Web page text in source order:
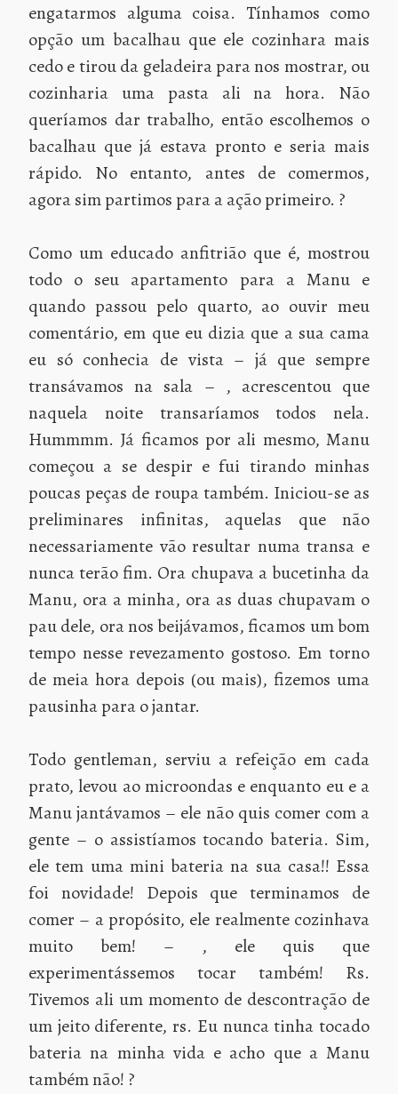
engatarmos alguma coisa. Tínhamos como
opção um bacalhau que ele cozinhara mais
cedo e tirou da geladeira para nos mostrar, ou
cozinharia uma pasta ali na hora. Não
queríamos dar trabalho, então escolhemos o
bacalhau que já estava pronto e seria mais
rápido. No entanto, antes de comermos,
agora sim partimos para a ação primeiro. ?
Como um educado anfitrião que é, mostrou
todo o seu apartamento para a Manu e
quando passou pelo quarto, ao ouvir meu
comentário, em que eu dizia que a sua cama
eu só conhecia de vista – já que sempre
transávamos na sala – , acrescentou que
naquela noite transaríamos todos nela.
Hummmm. Já ficamos por ali mesmo, Manu
começou a se despir e fui tirando minhas
poucas peças de roupa também. Iniciou-se as
preliminares infinitas, aquelas que não
necessariamente vão resultar numa transa e
nunca terão fim. Ora chupava a bucetinha da
Manu, ora a minha, ora as duas chupavam o
pau dele, ora nos beijávamos, ficamos um bom
tempo nesse revezamento gostoso. Em torno
de meia hora depois (ou mais), fizemos uma
pausinha para o jantar.
Todo gentleman, serviu a refeição em cada
prato, levou ao microondas e enquanto eu e a
Manu jantávamos – ele não quis comer com a
gente – o assistíamos tocando bateria. Sim,
ele tem uma mini bateria na sua casa!! Essa
foi novidade! Depois que terminamos de
comer – a propósito, ele realmente cozinhava
muito bem! – , ele quis que
experimentássemos tocar também! Rs.
Tivemos ali um momento de descontração de
um jeito diferente, rs. Eu nunca tinha tocado
bateria na minha vida e acho que a Manu
também não! ?